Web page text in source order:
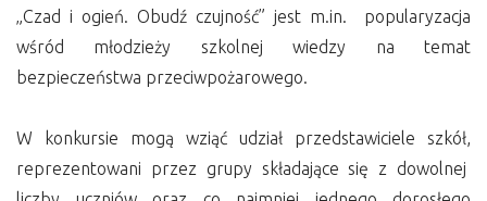
„Czad i ogień. Obudź czujność” jest m.in. popularyzacja
wśród młodzieży szkolnej wiedzy na temat
bezpieczeństwa przeciwpożarowego.
W konkursie mogą wziąć udział przedstawiciele szkół,
reprezentowani przez grupy składające się z dowolnej